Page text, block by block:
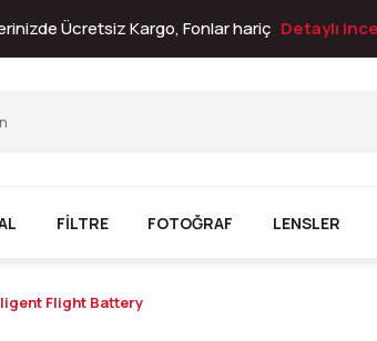
Ücretsiz Kargo, Fonlar hariç Detaylı
FİLTRE FOTOĞRAF LENSLER
Flight Battery